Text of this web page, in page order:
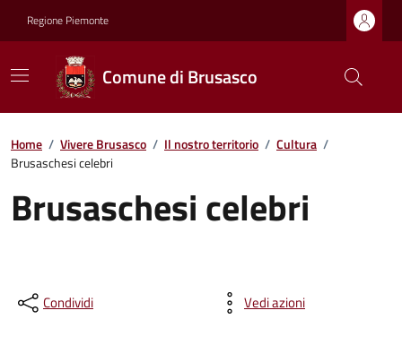
Regione Piemonte
Comune di Brusasco
Home / Vivere Brusasco / Il nostro territorio / Cultura /
Brusaschesi celebri
Brusaschesi celebri
Condividi Vedi azioni